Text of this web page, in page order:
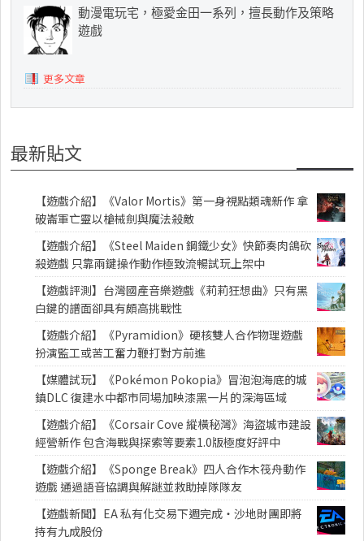
動漫電玩宅，極愛金田一系列，擅長動作及策略
遊戲
更多文章
最新貼文
【遊戲介紹】《Valor Mortis》第一身視點類魂新作 拿
破崙軍亡靈以槍械劍與魔法殺敵
【遊戲介紹】《Steel Maiden 鋼鐵少女》快節奏肉鴿砍
殺遊戲 只靠兩鍵操作動作極致流暢試玩上架中
【遊戲評測】台灣國產音樂遊戲《莉莉狂想曲》只有黑
白鍵的譜面卻具有頗高挑戰性
【遊戲介紹】《Pyramidion》硬核雙人合作物理遊戲
扮演監工或苦工奮力鞭打對方前進
【媒體試玩】《Pokémon Pokopia》冒泡泡海底的城
鎮DLC 復建水中都市同場加映漆黑一片的深海區域
【遊戲介紹】《Corsair Cove 縱橫秘灣》海盜城市建設
經營新作 包含海戰與探索等要素1.0版極度好評中
【遊戲介紹】《Sponge Break》四人合作木筏舟動作
遊戲 通過語音協調與解謎並救助掉隊隊友
【遊戲新聞】EA 私有化交易下週完成・沙地財團即將
持有九成股份